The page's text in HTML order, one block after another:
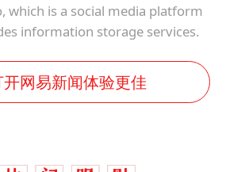
which is a social media platform
information storage services.
网易新闻体验更佳